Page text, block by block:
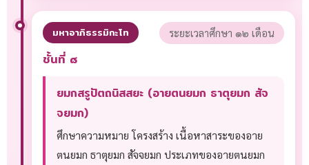
มหาอาภิธรรมิกะโท ระยะเวลาศึกษา ๑๒ เดือน
ชั้นที่ ๘
ยมกสรูปัตถนิสสยะ (อายตนยมก ธาตุยมก สัจ
จยมก)
ศึกษาความหมาย โครงสร้าง เนื้อหาสาระของอาย
ตนยมก ธาตุยมก สัจจยมก ประเภทของอายตนยมก